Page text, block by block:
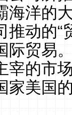
海洋的
推动的“
际贸易
宰的市
家美国